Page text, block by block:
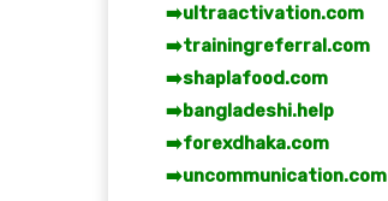
➡️ultraactivation.com
➡️trainingreferral.com
➡️shaplafood.com
➡️bangladeshi.help
➡️forexdhaka.com
➡️uncommunication.com